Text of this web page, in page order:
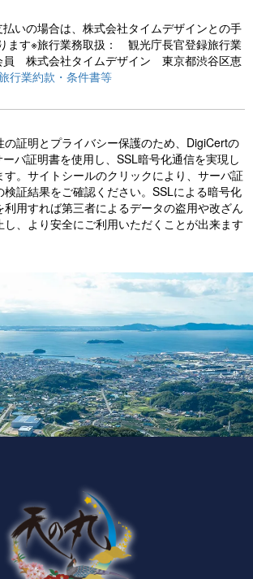
いの場合は、株式会社タイムデザインとの手
ます※旅行業務取扱： 観光庁長官登録旅行業
員 株式会社タイムデザイン 東京都渋谷区恵
行業約款・条件書等
の証明とプライバシー保護のため、DigiCertの
ーバ証明書を使用し、SSL暗号化通信を実現し
す。サイトシールのクリックにより、サーバ証
検証結果をご確認ください。SSLによる暗号化
利用すれば第三者によるデータの盗用や改ざん
し、より安全にご利用いただくことが出来ます